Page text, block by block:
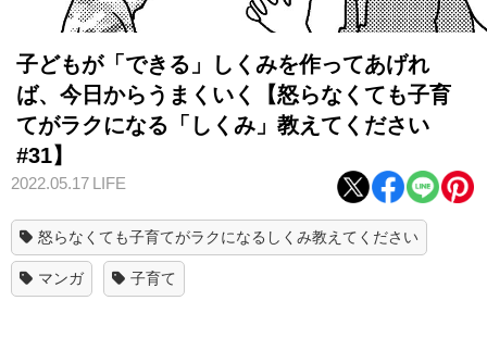
子どもが「できる」しくみを作ってあげれ
ば、今日からうまくいく【怒らなくても子育
てがラクになる「しくみ」教えてください
#31】
2022.05.17 LIFE
怒らなくても子育てがラクになるしくみ教えてください
マンガ 子育て